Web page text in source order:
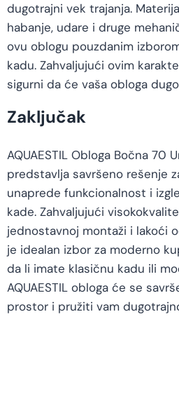
dugotrajni vek trajanja.
habanje, udare i druge
ovu oblogu pouzdanim
kadu. Zahvaljujući ovim
sigurni da će vaša obloga
Zaključak
AQUAESTIL Obloga Bočna 70
predstavlja savršeno rešenje
unaprede funkcionalnost i
kade. Zahvaljujući
jednostavnoj montaži i lakoći
je idealan izbor za moderno
da li imate klasičnu kadu ili
AQUAESTIL obloga će se
prostor i pružiti vam